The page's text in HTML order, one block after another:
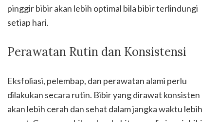
pinggir bibir akan lebih optimal bila bibir terlindungi
setiap hari.
Perawatan Rutin dan Konsistensi
Eksfoliasi, pelembap, dan perawatan alami perlu
dilakukan secara rutin. Bibir yang dirawat konsisten
akan lebih cerah dan sehat dalam jangka waktu lebih